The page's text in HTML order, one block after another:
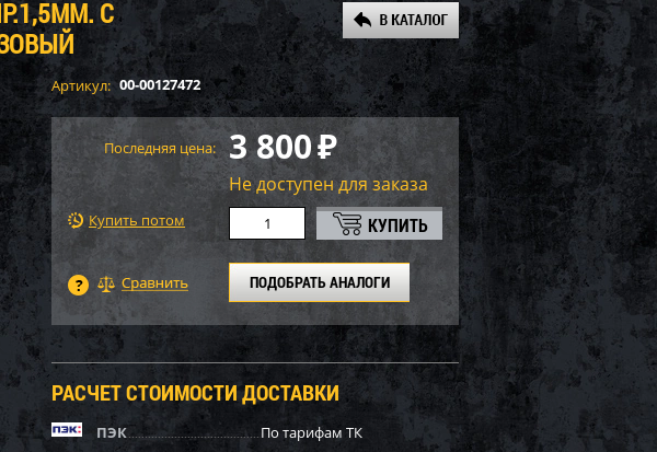
С
Артикул: 00-00127472
Последняя цена: 3 800₽
Не доступен для заказа
Купить потом
ПОДОБРАТЬ АНАЛОГИ
РАСЧЕТ СТОИМОСТИ ДОСТАВКИ
ПЭК
По тарифам ТК